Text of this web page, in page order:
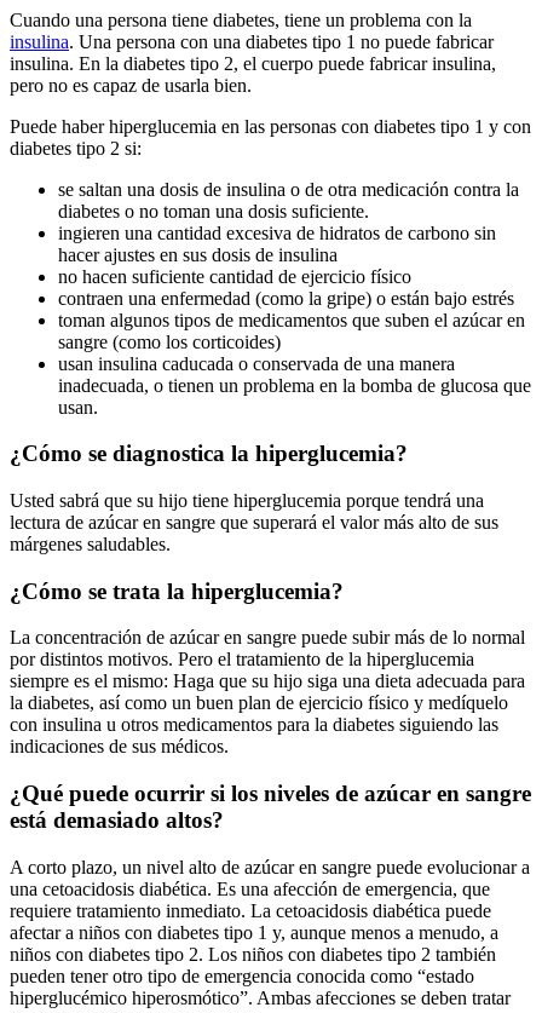
Cuando una persona tiene diabetes, tiene un problema con la
insulina. Una persona con una diabetes tipo 1 no puede fabricar
insulina. En la diabetes tipo 2, el cuerpo puede fabricar insulina,
pero no es capaz de usarla bien.
Puede haber hiperglucemia en las personas con diabetes tipo 1 y con
diabetes tipo 2 si:
se saltan una dosis de insulina o de otra medicación contra la
diabetes o no toman una dosis suficiente.
ingieren una cantidad excesiva de hidratos de carbono sin
hacer ajustes en sus dosis de insulina
no hacen suficiente cantidad de ejercicio físico
contraen una enfermedad (como la gripe) o están bajo estrés
toman algunos tipos de medicamentos que suben el azúcar en
sangre (como los corticoides)
usan insulina caducada o conservada de una manera
inadecuada, o tienen un problema en la bomba de glucosa que
usan.
¿Cómo se diagnostica la hiperglucemia?
Usted sabrá que su hijo tiene hiperglucemia porque tendrá una
lectura de azúcar en sangre que superará el valor más alto de sus
márgenes saludables.
¿Cómo se trata la hiperglucemia?
La concentración de azúcar en sangre puede subir más de lo normal
por distintos motivos. Pero el tratamiento de la hiperglucemia
siempre es el mismo: Haga que su hijo siga una dieta adecuada para
la diabetes, así como un buen plan de ejercicio físico y medíquelo
con insulina u otros medicamentos para la diabetes siguiendo las
indicaciones de sus médicos.
¿Qué puede ocurrir si los niveles de azúcar en sangre
está demasiado altos?
A corto plazo, un nivel alto de azúcar en sangre puede evolucionar a
una cetoacidosis diabética. Es una afección de emergencia, que
requiere tratamiento inmediato. La cetoacidosis diabética puede
afectar a niños con diabetes tipo 1 y, aunque menos a menudo, a
niños con diabetes tipo 2. Los niños con diabetes tipo 2 también
pueden tener otro tipo de emergencia conocida como “estado
hiperglucémico hiperosmótico”. Ambas afecciones se deben tratar